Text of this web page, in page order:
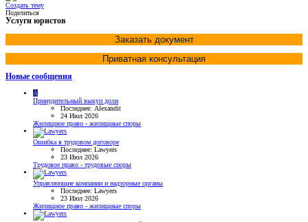
Создать тему
Поделиться
Услуги юристов
Заказать документ
Приватная консультация
Новые сообщения
A
Принудительный выкуп доли
Последнее: Alexandit
24 Июл 2026
Жилищное право - жилищные споры
Ошибка в трудовом договоре
Последнее: Lawyers
23 Июл 2026
Трудовое право - трудовые споры
Управляющие компании и надзорные органы
Последнее: Lawyers
23 Июл 2026
Жилищное право - жилищные споры